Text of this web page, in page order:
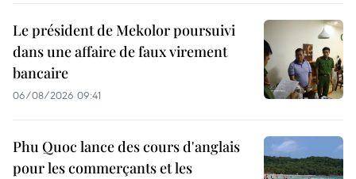
Le président de Mekolor poursuivi
dans une affaire de faux virement
bancaire
06/08/2026 09:41
Phu Quoc lance des cours d'anglais
pour les commerçants et les